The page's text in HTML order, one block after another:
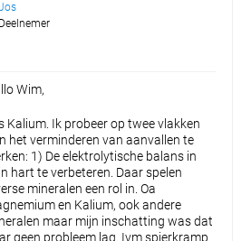
Deelnemer
Wim,
Kalium. Ik probeer op twee vlakken
het verminderen van aanvallen te
1) De elektrolytische balans in
hart te verbeteren. Daar spelen
mineralen een rol in. Oa
en Kalium, ook andere
maar mijn inschatting was dat
geen probleem lag. Ivm spierkramp